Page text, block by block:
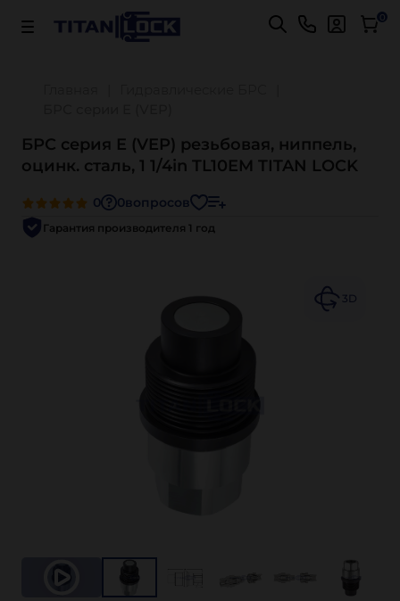
Важно! Для оплаты заказов Подробнее 0
БРС серия E (VEP) резьбовая, ниппель,
оцинк. сталь, 1 1/4in TL10EM TITAN LOCK
0 0вопросов
Гарантия производителя 1 год
3D